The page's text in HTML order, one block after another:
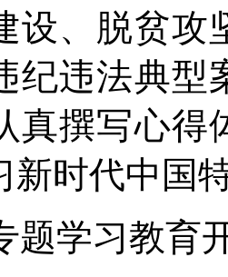
设、脱贫攻
纪违法典型
真撰写心得
新时代中国
题学习教育